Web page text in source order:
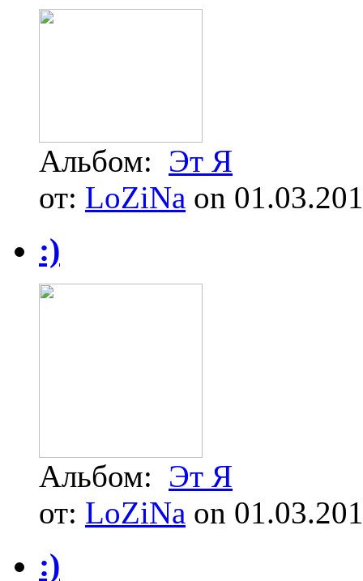
Альбом: Эт Я
от: LoZiNa on
:)
Альбом: Эт Я
от: LoZiNa on
:)